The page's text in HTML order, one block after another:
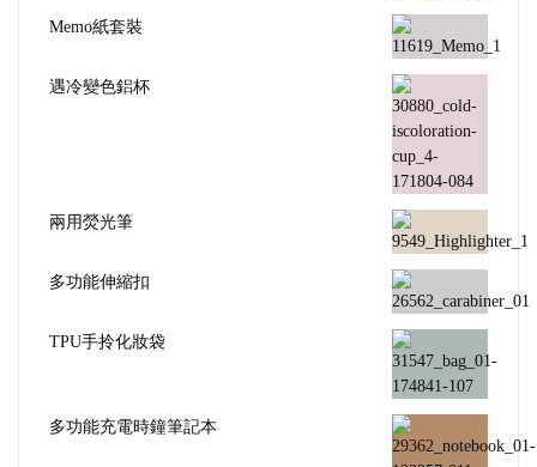
Memo紙套裝
遇冷變色鋁杯
兩用熒光筆
多功能伸縮扣
TPU手拎化妝袋
多功能充電時鐘筆記本